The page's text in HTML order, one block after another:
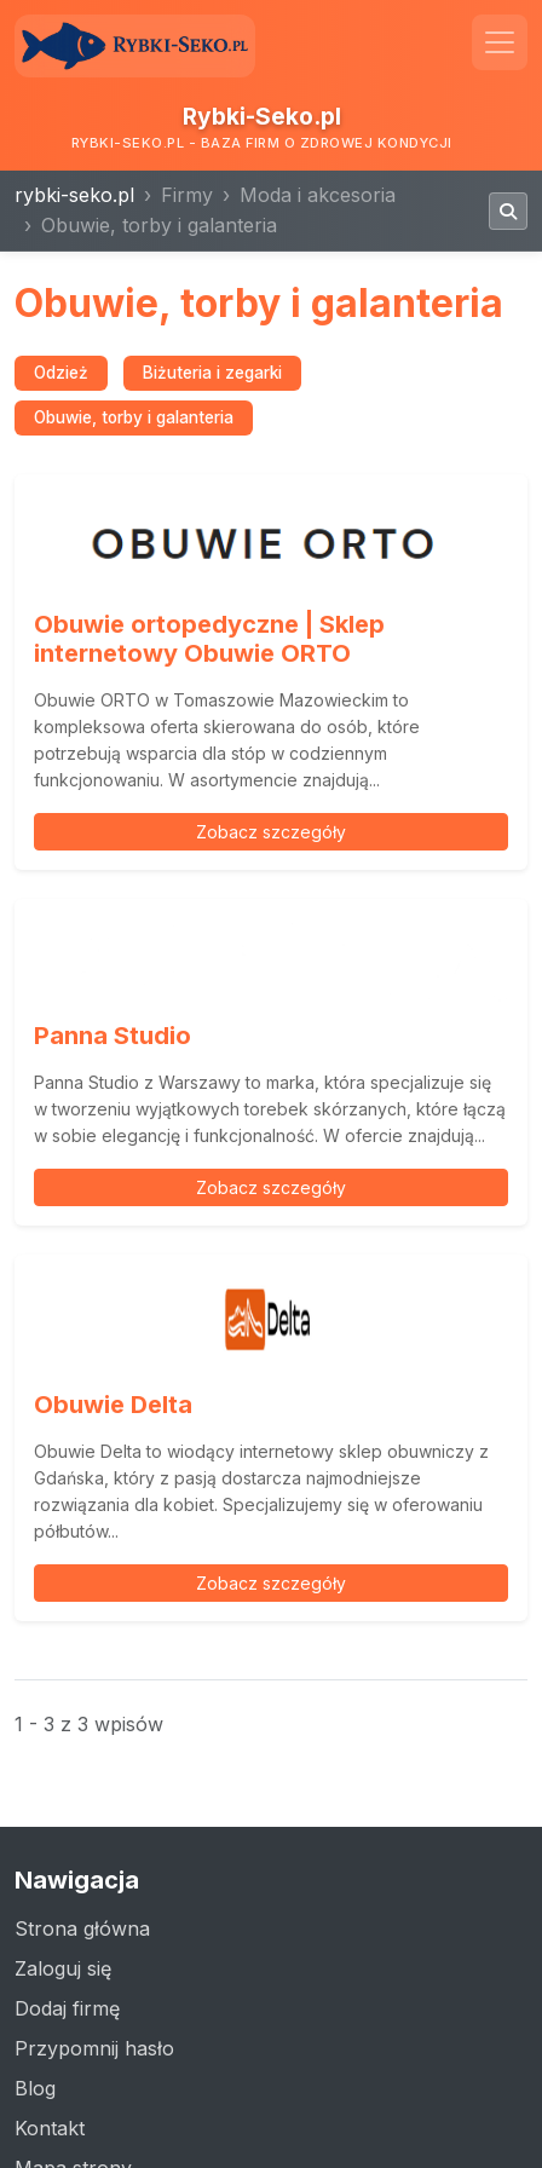
Rybki-Seko.pl
RYBKI-SEKO.PL - BAZA FIRM O ZDROWEJ KONDYCJI
rybki-seko.pl Firmy
Moda i akcesoria
Obuwie, torby i galanteria
Obuwie, torby i galanteria
Odzież Biżuteria i zegarki
Obuwie, torby i galanteria
Obuwie ortopedyczne | Sklep
internetowy Obuwie ORTO
Obuwie ORTO w Tomaszowie Mazowieckim to
kompleksowa oferta skierowana do osób, które
potrzebują wsparcia dla stóp w codziennym
funkcjonowaniu. W asortymencie znajdują...
Zobacz szczegóły
Panna Studio
Panna Studio z Warszawy to marka, która specjalizuje się
w tworzeniu wyjątkowych torebek skórzanych, które łączą
w sobie elegancję i funkcjonalność. W ofercie znajdują...
Zobacz szczegóły
Obuwie Delta
Obuwie Delta to wiodący internetowy sklep obuwniczy z
Gdańska, który z pasją dostarcza najmodniejsze
rozwiązania dla kobiet. Specjalizujemy się w oferowaniu
półbutów...
Zobacz szczegóły
1 - 3 z 3 wpisów
Nawigacja
Strona główna
Zaloguj się
Dodaj firmę
Przypomnij hasło
Blog
Kontakt